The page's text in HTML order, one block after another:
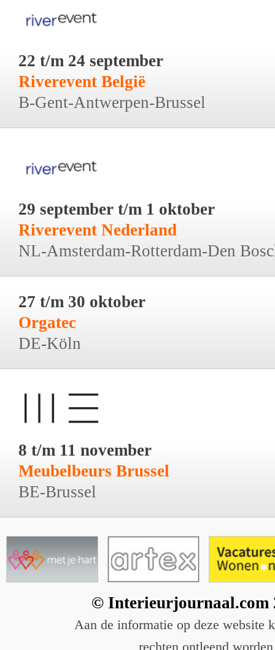
22 t/m 24 september
Riverevent België
B-Gent-Antwerpen-Brussel
29 september t/m 1 oktober
Riverevent Nederland
NL-Amsterdam-Rotterdam-Den
27 t/m 30 oktober
Orgatec
DE-Köln
8 t/m 11 november
Meubelbeurs Brussel
BE-Brussel
© Interieurjournaal.com
Aan de informatie op deze website
rechten ontleend worden